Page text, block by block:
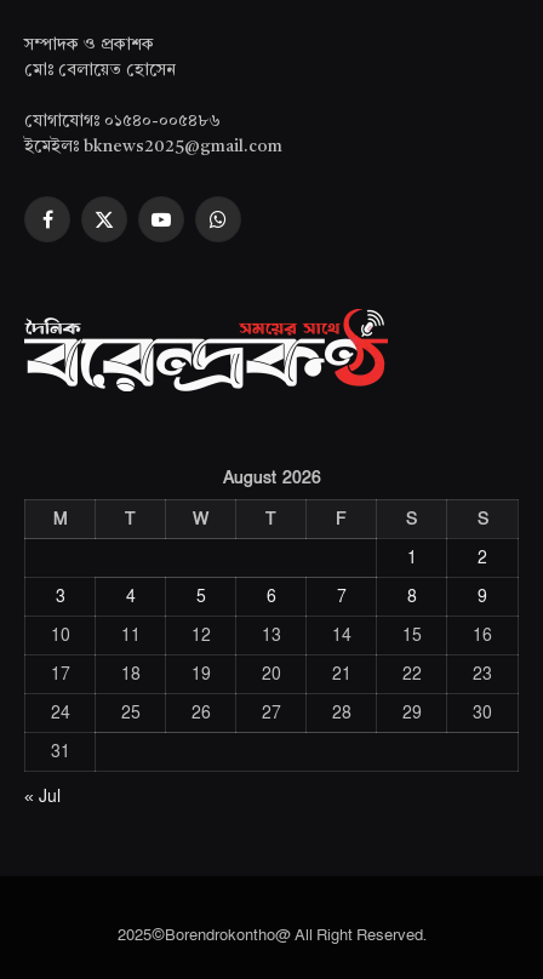
সম্পাদক ও প্রকাশক
মোঃ বেলায়েত হোসেন
যোগাযোগঃ ০১৫৪০-০০৫৪৮৬
ইমেইলঃ bknews2025@gmail.com
Facebook
X
YouTubeWhatsApp
August 2026
M
T W T F S
S
1
2
3
4 5 6 7 8
9
10
11 12 13 14 15
16
17
18 19 20 21 22
23
24
25 26 27 28 29
30
31
« Jul
2025©Borendrokontho@ All Right Reserved.